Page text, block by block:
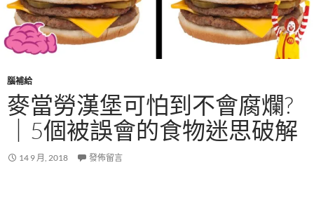
腦補給
麥當勞漢堡可怕到不會腐爛?
｜5個被誤會的食物迷思破解
14 9 月, 2018 發佈留言